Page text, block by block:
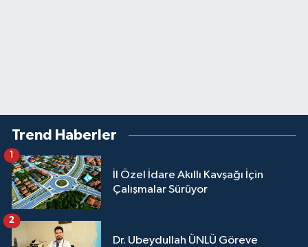
Trend Haberler
İl Özel İdare Akıllı Kavşağı İçin
Çalışmalar Sürüyor
1
Dr. Ubeydullah ÜNLÜ Göreve
2